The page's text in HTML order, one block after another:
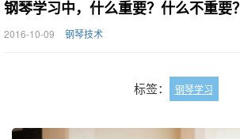
钢琴学习中，什么重要？什么不重要？
2016-10-09 钢琴技术
标签： 钢琴学习